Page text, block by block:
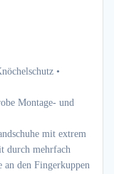
•
Montage- und
mit extrem
durch mehrfach
den Fingerkuppen